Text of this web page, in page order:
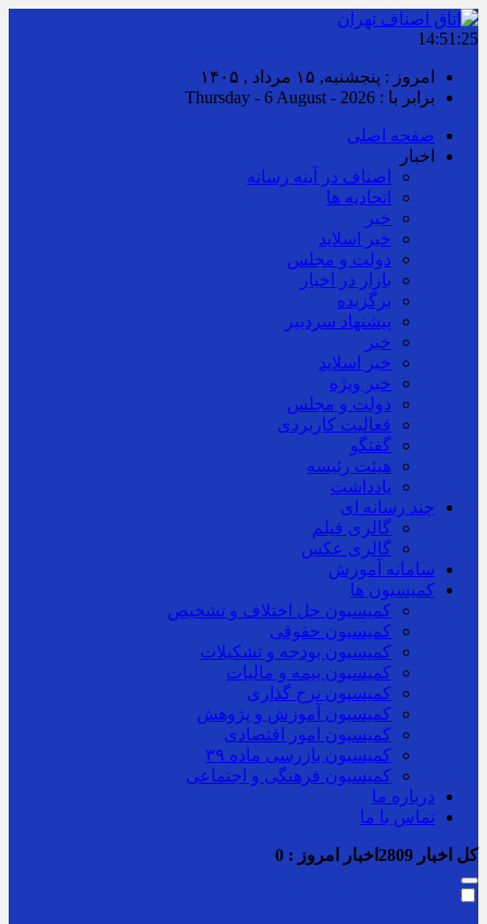
14:51:26
امروز : پنجشنبه, ۱۵ مرداد , ۱۴۰۵
برابر با : Thursday - 6 August - 2026
صفحه اصلی
اخبار
اصناف در آینه رسانه
اتحادیه ها
خبر
خبر اسلايد
دولت و مجلس
بازار در اخبار
برگزیده
پیشنهاد سردبیر
خبر
خبر اسلايد
خبر ویژه
دولت و مجلس
فعالیت کاربردی
گفتگو
هیئت رئیسه
یادداشت
چند رسانه ای
گالری فیلم
گالری عکس
سامانه آموزش
کمیسیون ها
کمیسیون حل اختلاف و تشخیص
کمیسیون حقوقی
کمیسیون بودجه و تشکیلات
کمیسیون بیمه و مالیات
کمیسیون نرخ گذاری
کمیسیون آموزش و پژوهش
کمیسیون امور اقتصادی
کمیسیون بازرسی ماده ۳۹
کمیسیون فرهنگی و اجتماعی
درباره ما
تماس با ما
کل اخبار اخبار امروز : 0